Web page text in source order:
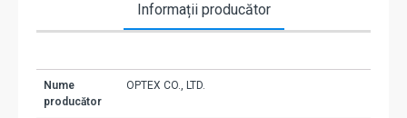
Informații producător
Nume
producător
OPTEX CO., LTD.